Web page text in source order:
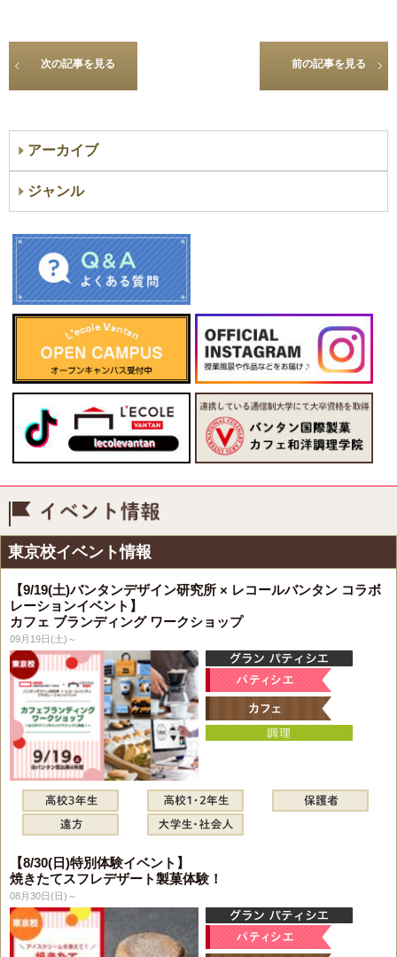
次の記事を見る 前の記事を見る
アーカイブ
ジャンル
東京校イベント情報
【9/19(土)バンタンデザイン研究所 × レコールバンタン コラボ
レーションイベント】
カフェ ブランディング ワークショップ
09月19日(土)～
【8/30(日)特別体験イベント】
焼きたてスフレデザート製菓体験！
08月30日(日)～